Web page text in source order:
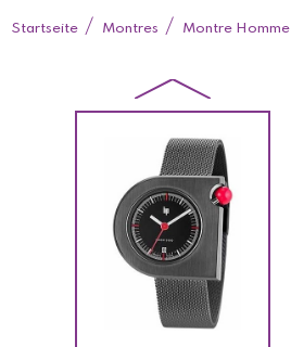
Startseite Montres Montre Homme